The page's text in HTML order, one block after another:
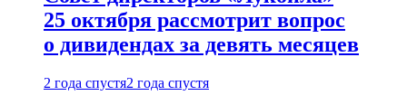
25 октября рассмотрит вопрос
о дивидендах за девять месяцев
2 года спустя2 года спустя